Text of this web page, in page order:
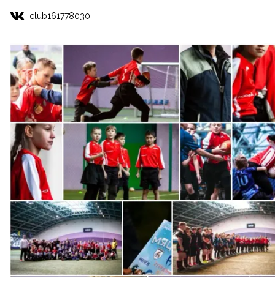
club161778030